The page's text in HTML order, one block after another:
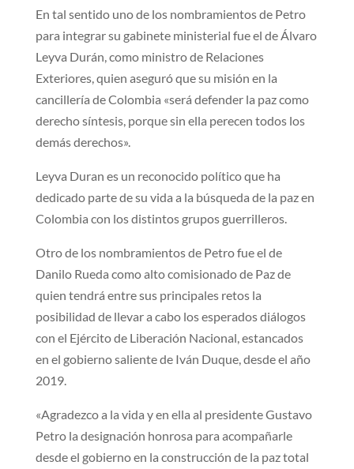
En tal sentido uno de los nombramientos de Petro
para integrar su gabinete ministerial fue el de Álvaro
Leyva Durán, como ministro de Relaciones
Exteriores, quien aseguró que su misión en la
cancillería de Colombia «será defender la paz como
derecho síntesis, porque sin ella perecen todos los
demás derechos».
Leyva Duran es un reconocido político que ha
dedicado parte de su vida a la búsqueda de la paz en
Colombia con los distintos grupos guerrilleros.
Otro de los nombramientos de Petro fue el de
Danilo Rueda como alto comisionado de Paz de
quien tendrá entre sus principales retos la
posibilidad de llevar a cabo los esperados diálogos
con el Ejército de Liberación Nacional, estancados
en el gobierno saliente de Iván Duque, desde el año
2019.
«Agradezco a la vida y en ella al presidente Gustavo
Petro la designación honrosa para acompañarle
desde el gobierno en la construcción de la paz total